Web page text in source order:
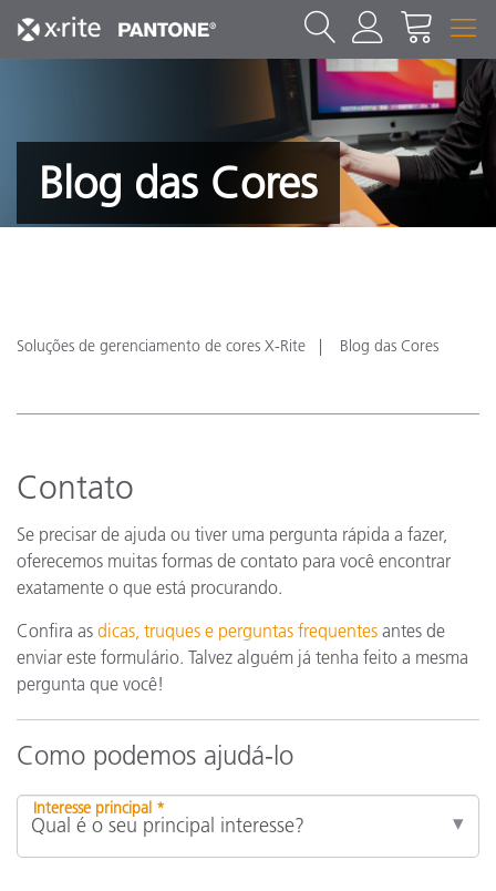
Blog das Cores
Soluções de gerenciamento de cores X-Rite Blog das Cores
Contato
Se precisar de ajuda ou tiver uma pergunta rápida a fazer,
oferecemos muitas formas de contato para você encontrar
exatamente o que está procurando.
Confira as dicas, truques e perguntas frequentes antes de
enviar este formulário. Talvez alguém já tenha feito a mesma
pergunta que você!
Como podemos ajudá-lo
Interesse principal *